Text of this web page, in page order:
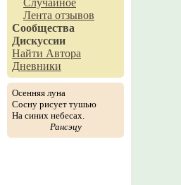
Случайное
Лента отзывов
Сообщества
Дискуссии
Найти Автора
Дневники
Осенняя луна
Сосну рисует тушью
На синих небесах.
Рансэцу